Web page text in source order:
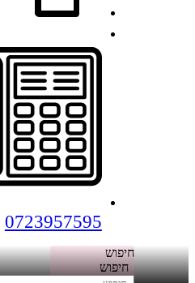
0723957595
חיפוש
חיפוש